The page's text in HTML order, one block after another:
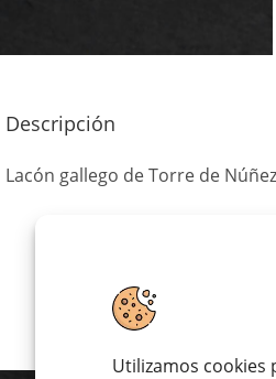
Utilizamos cookies
Descripción
Lacón gallego de Torre de